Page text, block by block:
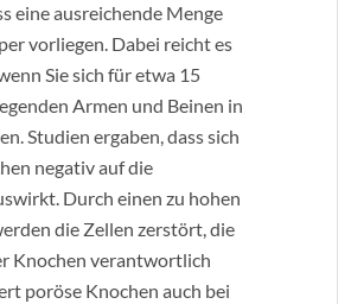
eine ausreichende Menge
vorliegen. Dabei reicht es
Sie sich für etwa 15
Armen und Beinen in
Studien ergaben, dass sich
negativ auf die
Durch einen zu hohen
die Zellen zerstört, die
Knochen verantwortlich
poröse Knochen auch bei